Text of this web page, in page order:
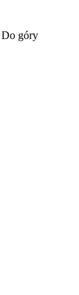
Do góry